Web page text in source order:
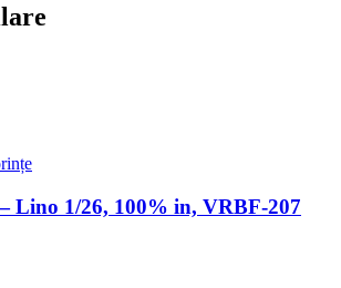
1/26, 100% in, VRBF-207